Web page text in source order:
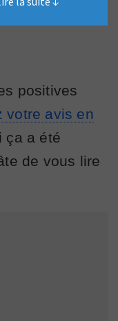
positives
votre avis en
ça a été
de vous lire